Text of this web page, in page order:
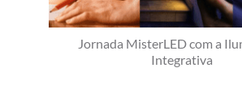
Jornada MisterLED com a
Integrativa